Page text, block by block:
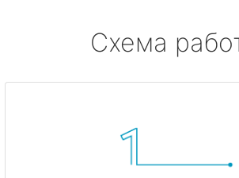
Схема